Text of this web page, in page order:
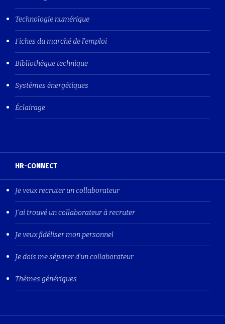
Technologie numérique
Fiches du marché de l'emploi
Bibliothèque technique
Systèmes énergétiques
Éclairage
HR-CONNECT
Je veux recruter un collaborateur
J'ai trouvé un collaborateur à recruter
Je veux fidéliser mon personnel
Je dois me séparer d'un collaborateur
Thèmes génériques